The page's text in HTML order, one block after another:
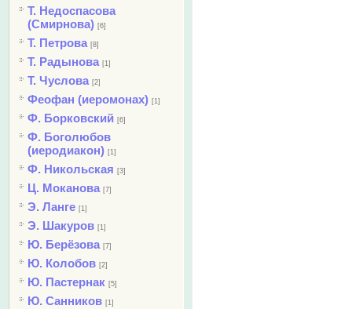
Т. Недоспасова
(Смирнова) [6]
Т. Петрова [8]
Т. Радынова [1]
Т. Чуслова [2]
Феофан (иеромонах) [1]
Ф. Борковский [6]
Ф. Боголюбов
(иеродиакон) [1]
Ф. Никольская [3]
Ц. Моканова [7]
Э. Ланге [1]
Э. Шакуров [1]
Ю. Берёзова [7]
Ю. Колобов [2]
Ю. Пастернак [5]
Ю. Санников [1]